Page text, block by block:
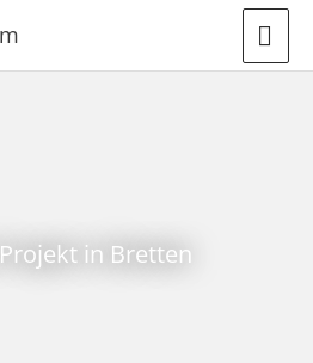
in Bretten